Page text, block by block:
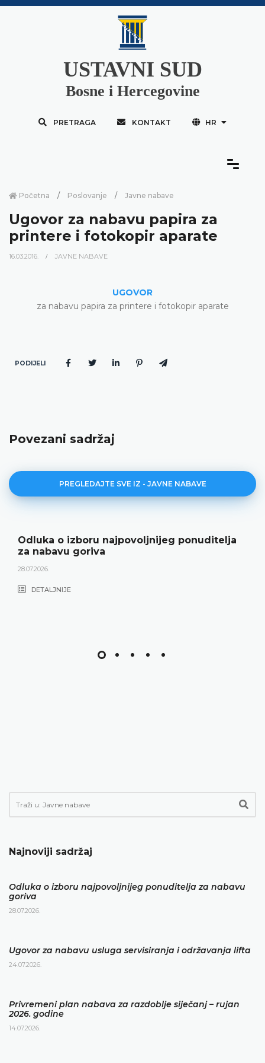
USTAVNI SUD
Bosne i Hercegovine
PRETRAGA KONTAKT HR
Početna Poslovanje Javne nabave
Ugovor za nabavu papira za
printere i fotokopir aparate
16.03.2016. JAVNE NABAVE
UGOVOR
za nabavu papira za printere i fotokopir aparate
PODIJELI
Povezani sadržaj
PREGLEDAJTE SVE IZ - JAVNE NABAVE
Odluka o izboru najpovoljnijeg ponuditelja
za nabavu goriva
28.07.2026.
DETALJNIJE
Najnoviji sadržaj
Odluka o izboru najpovoljnijeg ponuditelja za nabavu
goriva
28.07.2026.
Ugovor za nabavu usluga servisiranja i održavanja lifta
24.07.2026.
Privremeni plan nabava za razdoblje siječanj – rujan
2026. godine
14.07.2026.